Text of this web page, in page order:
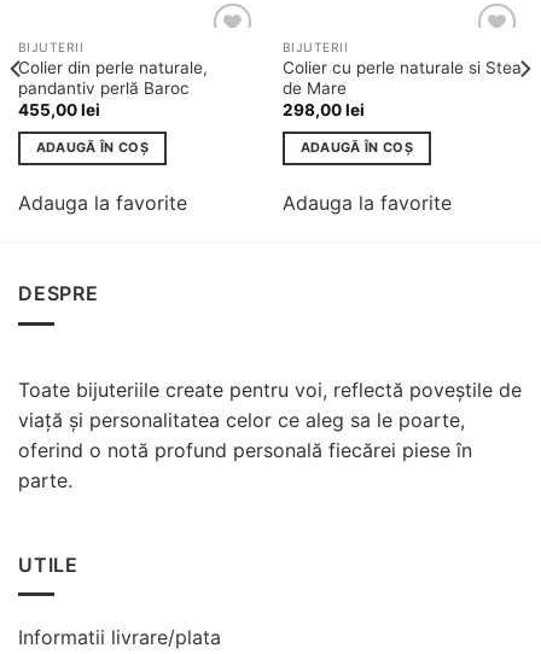
BIJUTERII
Colier din perle naturale,
pandantiv perlă Baroc
455,00lei
ADAUGĂ ÎN COȘ
Adauga la favorite
Adauga
la
BIJUTERII
Colier cu perle naturale si Stea
de Mare
298,00lei
ADAUGĂ ÎN COȘ
Adauga la favorite
DESPRE
Toate bijuteriile create pentru voi, reflectă poveștile de
viață și personalitatea celor ce aleg sa le poarte,
oferind o notă profund personală fiecărei piese în
parte.
UTILE
Informatii livrare/plata